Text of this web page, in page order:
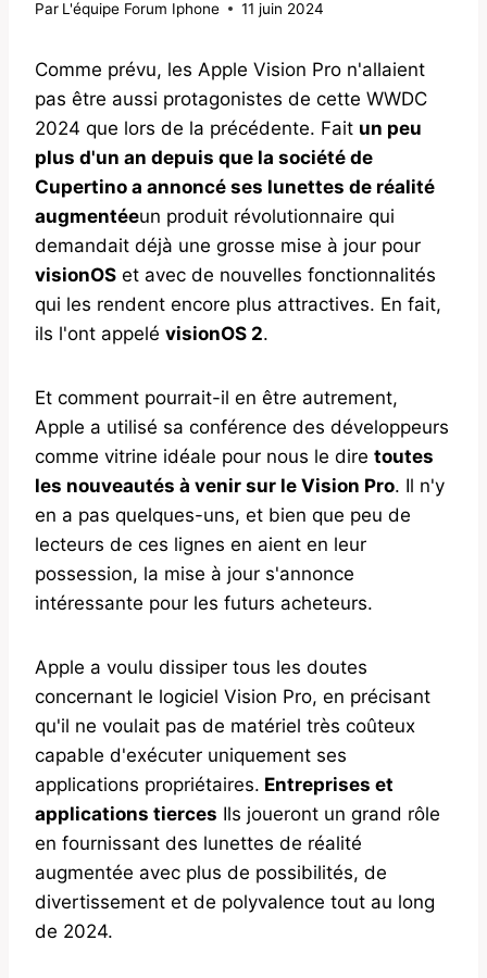
Par L'équipe Forum Iphone 11 juin 2024
Comme prévu, les Apple Vision Pro n'allaient
pas être aussi protagonistes de cette WWDC
2024 que lors de la précédente. Fait un peu
plus d'un an depuis que la société de
Cupertino a annoncé ses lunettes de réalité
augmentéeun produit révolutionnaire qui
demandait déjà une grosse mise à jour pour
visionOS et avec de nouvelles fonctionnalités
qui les rendent encore plus attractives. En fait,
ils l'ont appelé visionOS 2.
Et comment pourrait-il en être autrement,
Apple a utilisé sa conférence des développeurs
comme vitrine idéale pour nous le dire toutes
les nouveautés à venir sur le Vision Pro. Il n'y
en a pas quelques-uns, et bien que peu de
lecteurs de ces lignes en aient en leur
possession, la mise à jour s'annonce
intéressante pour les futurs acheteurs.
Apple a voulu dissiper tous les doutes
concernant le logiciel Vision Pro, en précisant
qu'il ne voulait pas de matériel très coûteux
capable d'exécuter uniquement ses
applications propriétaires. Entreprises et
applications tierces Ils joueront un grand rôle
en fournissant des lunettes de réalité
augmentée avec plus de possibilités, de
divertissement et de polyvalence tout au long
de 2024.